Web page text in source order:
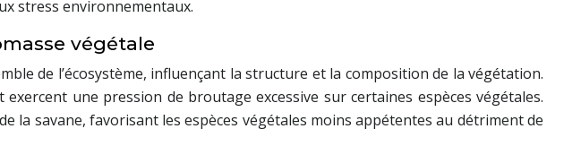
stress environnementaux.
végétale
de l’écosystème, influençant la structure et la composition de la végétation.
une pression de broutage excessive sur certaines espèces végétales.
la savane, favorisant les espèces végétales moins appétentes au détriment de